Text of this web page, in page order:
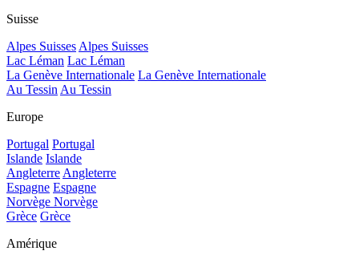
Suisse
Alpes SuissesAlpes Suisses
Lac Léman Lac Léman
La Genève Internationale La Genève Internationale
Au TessinAu Tessin
Europe
Portugal Portugal
Islande Islande
AngleterreAngleterre
Espagne Espagne
Norvège Norvège
Grèce Grèce
Amérique